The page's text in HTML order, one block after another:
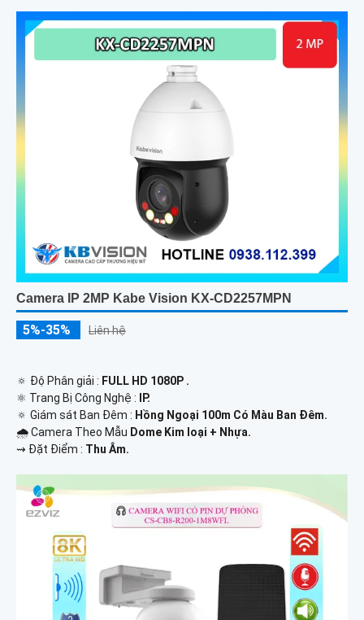
Camera IP 2MP Kabe Vision KX-CD2257MPN
5%-35% Liên hệ
🔅 Độ Phân giải : FULL HD 1080P .
⚛️ Trang Bị Công Nghệ :
IP.
🔅 Giám sát Ban Đêm : Hồng Ngoại 100m Có Màu Ban Ðêm.
🌧️ Camera Theo Mẫu Dome Kim loại + Nhựa.
️⇝ Đặt Điểm : Thu Âm.